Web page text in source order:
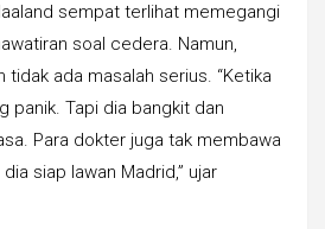
sempat terlihat memegangi
soal cedera. Namun,
tidak ada masalah serius. “Ketika
panik. Tapi dia bangkit dan
Para dokter juga tak membawa
siap lawan Madrid,” ujar